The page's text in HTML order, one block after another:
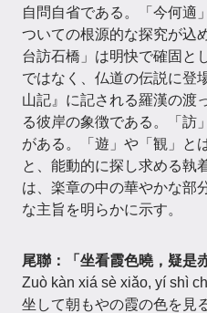
自問自省である。「今何適
ついての根源的な探究が込
台訪石橋」は明快で確固と
ではなく、仏道の伝説に登
山記』に記される羅漢の渡
る彼岸の象徴である。「訪
がある。「遊」や「観」と
と、能動的に探し求める執
は、楽章の中の華やかな部
な主旨を明らかに示す。
尾聯：「坐看霞色曉，疑是
Zuò kàn xiá sè xiǎo, yí shì
坐して朝もやの霞の色を見